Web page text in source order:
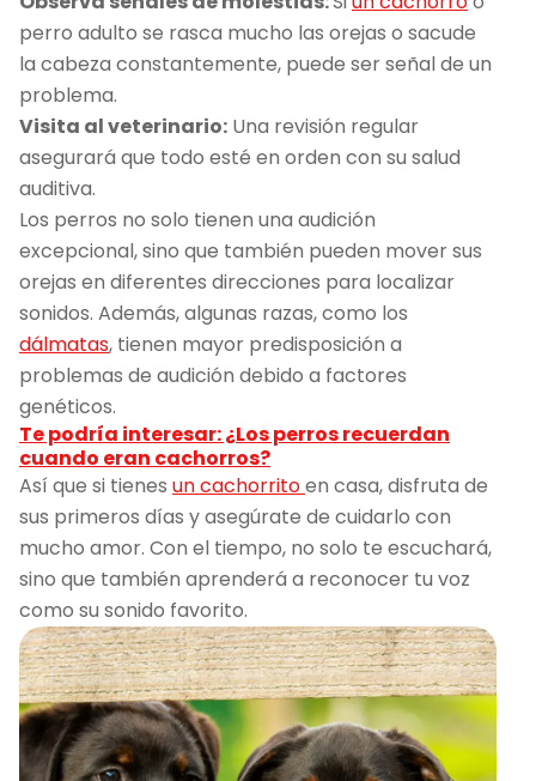
perro adulto se rasca mucho las orejas o sacude
la cabeza constantemente, puede ser señal de un
problema.
Visita al veterinario: Una revisión regular
asegurará que todo esté en orden con su salud
auditiva.
Los perros no solo tienen una audición
excepcional, sino que también pueden mover sus
orejas en diferentes direcciones para localizar
sonidos. Además, algunas razas, como los
dálmatas, tienen mayor predisposición a
problemas de audición debido a factores
genéticos.
Te podría interesar: ¿Los perros recuerdan
cuando eran cachorros?
Así que si tienes un cachorritoen casa, disfruta de
sus primeros días y asegúrate de cuidarlo con
mucho amor. Con el tiempo, no solo te escuchará,
sino que también aprenderá a reconocer tu voz
como su sonido favorito.